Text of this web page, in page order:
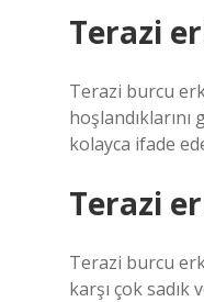
Terazi
Terazi burcu
kolayca ifade
Terazi
Terazi burcu
karşı çok